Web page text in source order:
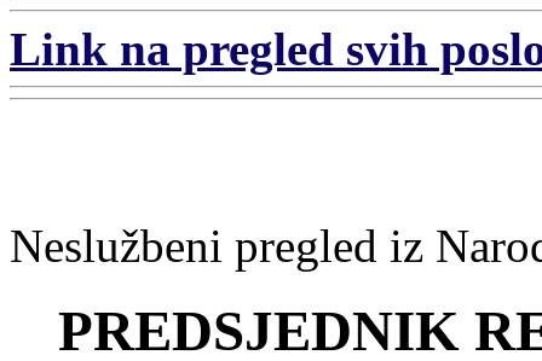
Link na pregled svih
Neslužbeni pregled iz
PREDSJEDNIK